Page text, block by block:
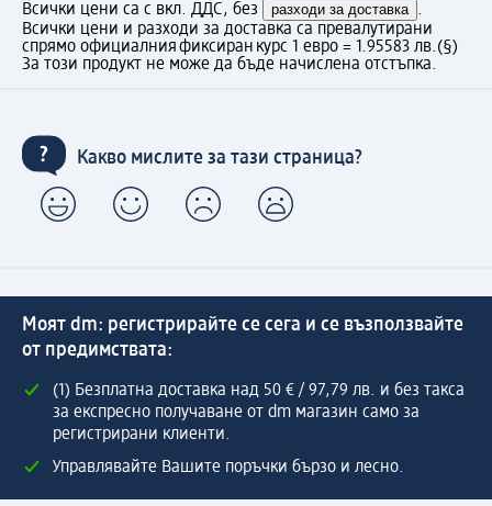
Всички цени са с вкл. ДДС, без разходи за доставка .
Всички цени и разходи за доставка са превалутирани
спрямо официалния фиксиран курс 1 евро = 1.95583 лв.(§)
За този продукт не може да бъде начислена отстъпка.
Какво мислите за тази страница?
Моят dm: регистрирайте се сега и се възползвайте
от предимствата:
(1) Безплатна доставка над 50 € / 97,79 лв. и без такса
за експресно получаване от dm магазин само за
регистрирани клиенти.
Управлявайте Вашите поръчки бързо и лесно.